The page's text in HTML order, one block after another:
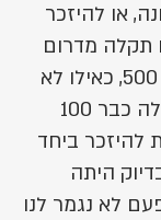
או להיזכר
תקלה מדרום
לג'נין בדרך לחטיבה 500, כאילו לא
טחנו את החוויות האלה כבר 100
להיזכר ביחד
היתה
לא נגמר לנו